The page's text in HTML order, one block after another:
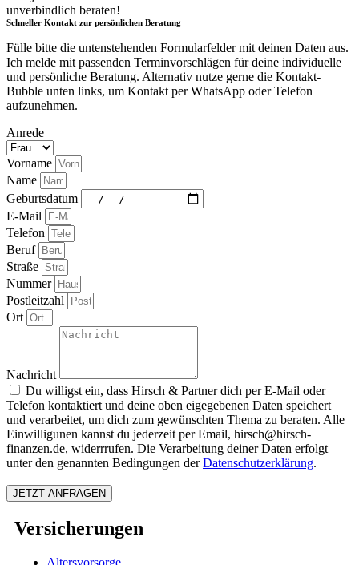
unverbindlich beraten!
Schneller Kontakt zur persönlichen Beratung
Fülle bitte die untenstehenden Formularfelder mit deinen Daten aus.
Ich melde mit passenden Terminvorschlägen für deine individuelle
und persönliche Beratung. Alternativ nutze gerne die Kontakt-
Bubble unten links, um Kontakt per WhatsApp oder Telefon
aufzunehmen.
Anrede
Vorname
Name
Geburtsdatum
E-Mail
Telefon
Beruf
Straße
Nummer
Postleitzahl
Ort
Nachricht
Du willigst ein, dass Hirsch & Partner dich per E-Mail oder
Telefon kontaktiert und deine oben eigegebenen Daten speichert
und verarbeitet, um dich zum gewünschten Thema zu beraten. Alle
Einwilligunen kannst du jederzeit per Email, hirsch@hirsch-
finanzen.de, widerrrufen. Die Verarbeitung deiner Daten erfolgt
unter den genannten Bedingungen derDatenschutzerklärung.
JETZT ANFRAGEN
Versicherungen
Altersvorsorge